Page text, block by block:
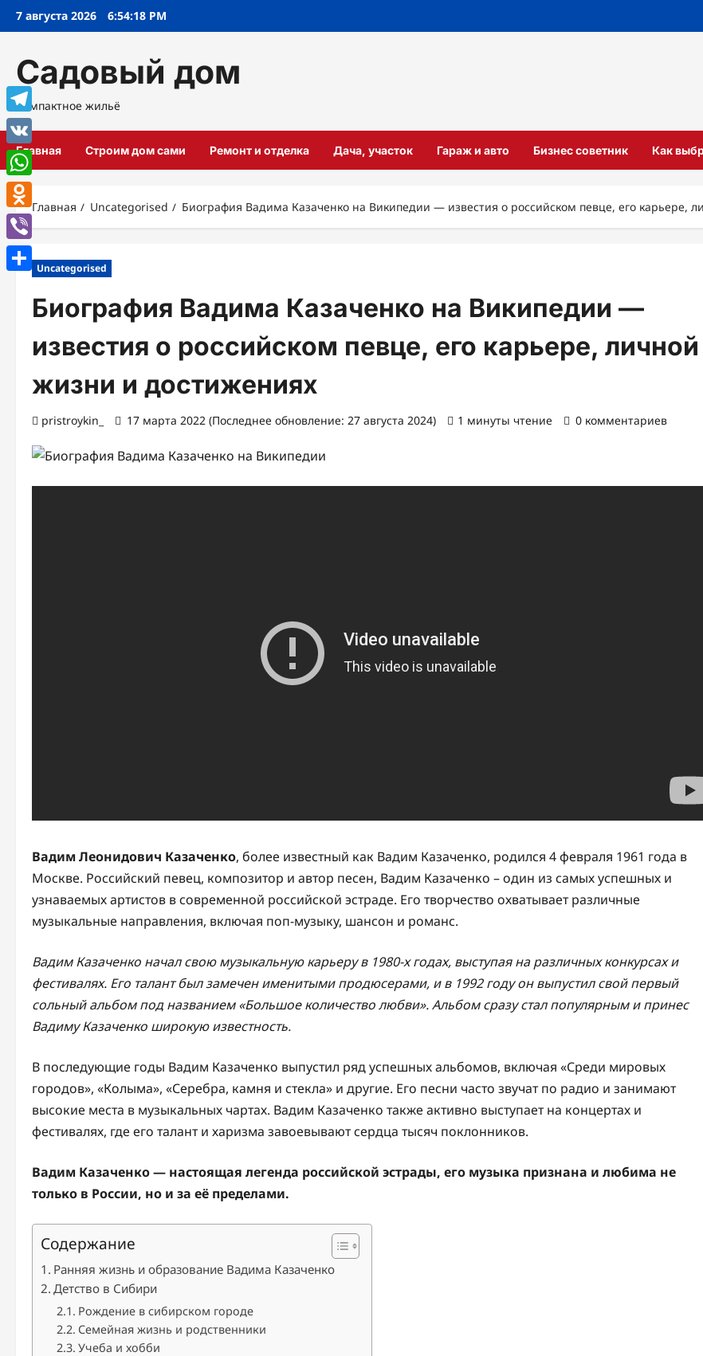
Перейти
7 августа 2026 6:54:19 PM
Садовый дом
Компактное жильё
Главная Строим дом сами Ремонт и отделка Дача, участок Гараж и авто Бизнес советник Как
Главная Uncategorised Биография Вадима Казаченко на Википедии — известия о российском певце, его карьере,
Uncategorised
Биография Вадима Казаченко на Википедии —
известия о российском певце, его карьере, личной
жизни и достижениях
pristroykin_ 17 марта 2022 (Последнее обновление: 27 августа 2024) 1 минуты чтение 0 комментариев
Вадим Леонидович Казаченко, более известный как Вадим Казаченко, родился 4 февраля 1961 года в
Москве. Российский певец, композитор и автор песен, Вадим Казаченко – один из самых успешных и
узнаваемых артистов в современной российской эстраде. Его творчество охватывает различные
музыкальные направления, включая поп-музыку, шансон и романс.
Вадим Казаченко начал свою музыкальную карьеру в 1980-х годах, выступая на различных конкурсах и
фестивалях. Его талант был замечен именитыми продюсерами, и в 1992 году он выпустил свой первый
сольный альбом под названием «Большое количество любви». Альбом сразу стал популярным и принес
Вадиму Казаченко широкую известность.
В последующие годы Вадим Казаченко выпустил ряд успешных альбомов, включая «Среди мировых
городов», «Колыма», «Серебра, камня и стекла» и другие. Его песни часто звучат по радио и занимают
высокие места в музыкальных чартах. Вадим Казаченко также активно выступает на концертах и
фестивалях, где его талант и харизма завоевывают сердца тысяч поклонников.
Вадим Казаченко — настоящая легенда российской эстрады, его музыка признана и любима не
только в России, но и за её пределами.
Содержание
Ранняя жизнь и образование Вадима Казаченко
Детство в Сибири
Рождение в сибирском городе
Семейная жизнь и родственники
Учеба и хобби
Telegram
VK
WhatsApp
Odnoklassniki
Viber